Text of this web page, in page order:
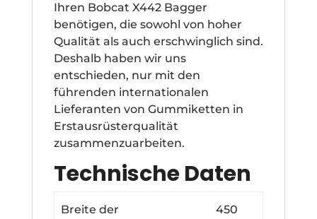
Ihren Bobcat X442 Bagger
benötigen, die sowohl von hoher
Qualität als auch erschwinglich sind.
Deshalb haben wir uns
entschieden, nur mit den
führenden internationalen
Lieferanten von Gummiketten in
Erstausrüsterqualität
zusammenzuarbeiten.
Technische Daten
Breite der
450